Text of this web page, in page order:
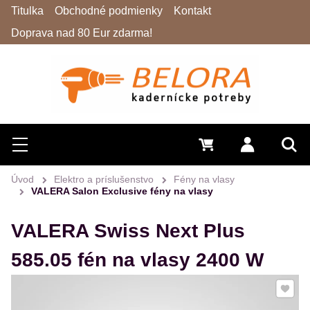
Hľadať
Menu Prihlásiť
0 €
Titulka Obchodné podmienky
Kontakt
Doprava nad 80 Eur zdarma!
Úvod Elektro a príslušenstvo
Fény na vlasy
VALERA Salon Exclusive fény na vlasy
VALERA Swiss Next Plus
585.05 fén na vlasy 2400 W
Pridať